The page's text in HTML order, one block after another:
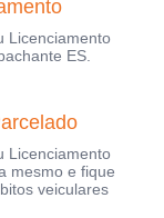
Licenciamento
ES.
Licenciamento
mesmo e fique
veiculares